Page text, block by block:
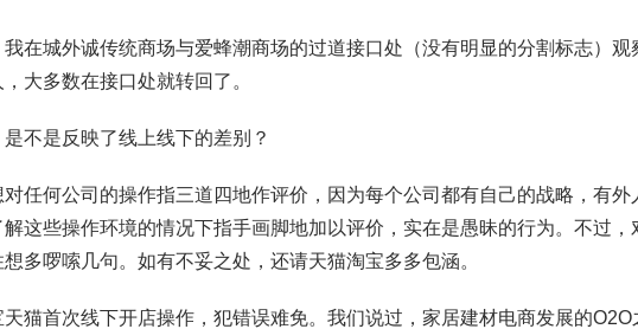
在城外诚传统商场与爱蜂潮商场的过道接口处（没有明显的分割标志）观
大多数在接口处就转回了。
不是反映了线上线下的差别？
任何公司的操作指三道四地作评价，因为每个公司都有自己的战略，有外
这些操作环境的情况下指手画脚地加以评价，实在是愚昧的行为。不过，
多啰嗦几句。如有不妥之处，还请天猫淘宝多多包涵。
猫首次线下开店操作，犯错误难免。我们说过，家居建材电商发展的